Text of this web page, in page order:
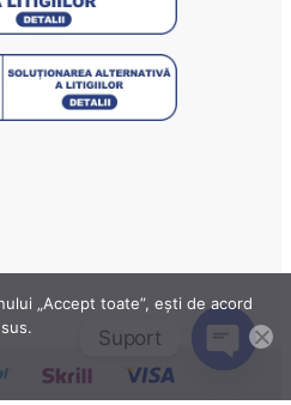
„Accept toate”, ești de acord
Suport